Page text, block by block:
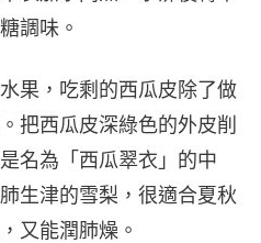
調味。
果，吃剩的西瓜皮除了做
把西瓜皮深綠色的外皮削
名為「西瓜翠衣」的中
生津的雪梨，很適合夏秋
又能潤肺燥。